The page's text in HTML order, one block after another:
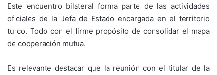
‎Este encuentro bilateral forma parte de las actividades
oficiales de la Jefa de Estado encargada en el territorio
turco. Todo con el firme propósito de consolidar el mapa
de cooperación mutua.
‎Es relevante destacar que la reunión con el titular de la